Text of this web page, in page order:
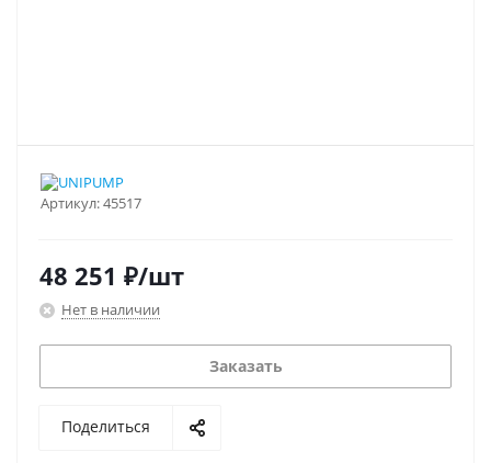
Артикул:45517
48 251 ₽/шт
Нет в наличии
Заказать
Поделиться